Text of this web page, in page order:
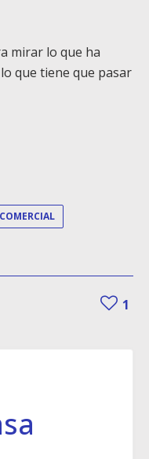
mirar lo que ha
que tiene que pasar
1